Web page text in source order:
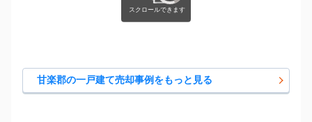
甘楽郡の一戸建て売却事例をもっと見る